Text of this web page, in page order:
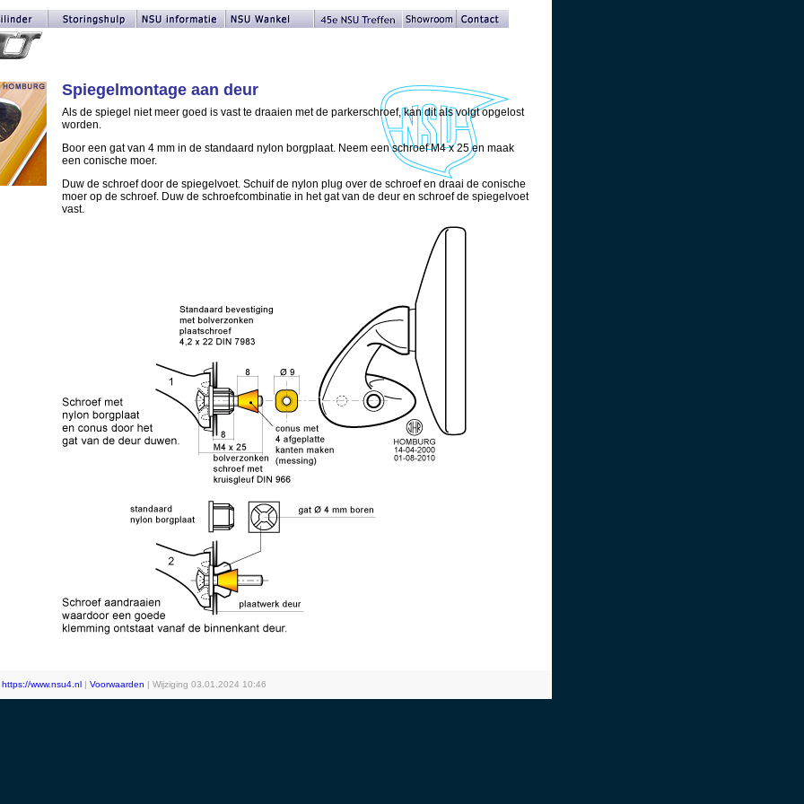
Spiegelmontage aan deur
Als de spiegel niet meer goed is vast te draaien met de parkerschroef, kan dit als volgt opgelost
worden.
Boor een gat van 4 mm in de standaard nylon borgplaat. Neem een schroef M4 x 25 en maak
een conische moer.
Duw de schroef door de spiegelvoet. Schuif de nylon plug over de schroef en draai de conische
moer op de schroef. Duw de schroefcombinatie in het gat van de deur en schroef de spiegelvoet
vast.
https://www.nsu4.nl | Voorwaarden | Wijziging 03.01.2024 10:46